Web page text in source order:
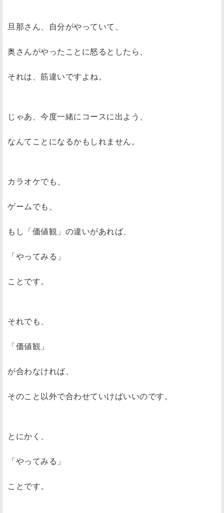
旦那さん、自分がやっていて、
奥さんがやったことに怒るとしたら、
それは、筋違いですよね。
じゃあ、今度一緒にコースに出よう、
なんてことになるかもしれません。
カラオケでも、
ゲームでも、
もし「価値観」の違いがあれば、
「やってみる」
ことです。
それでも、
「価値観」
が合わなければ、
そのこと以外で合わせていけばいいのです。
とにかく、
「やってみる」
ことです。